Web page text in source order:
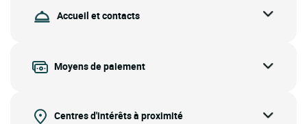
Accueil et contacts
Moyens de paiement
Centres d'intérêts à proximité